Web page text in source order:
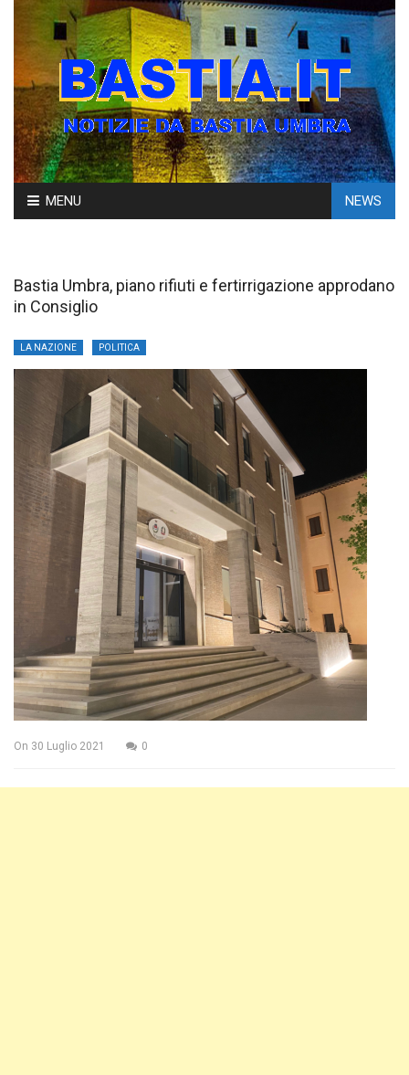
Skip
to
MENU NEWS
Bastia Umbra, piano rifiuti e fertirrigazione approdano
in Consiglio
LA NAZIONE POLITICA
On 30 Luglio 2021 0